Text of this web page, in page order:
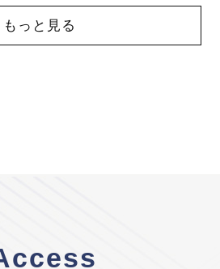
もっと見る